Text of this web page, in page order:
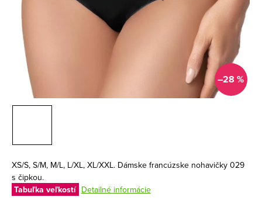
–28 %
XS/S, S/M, M/L, L/XL, XL/XXL. Dámske francúzske nohavičky 029
s čipkou.
Tabuľka veľkostí Detailné informácie